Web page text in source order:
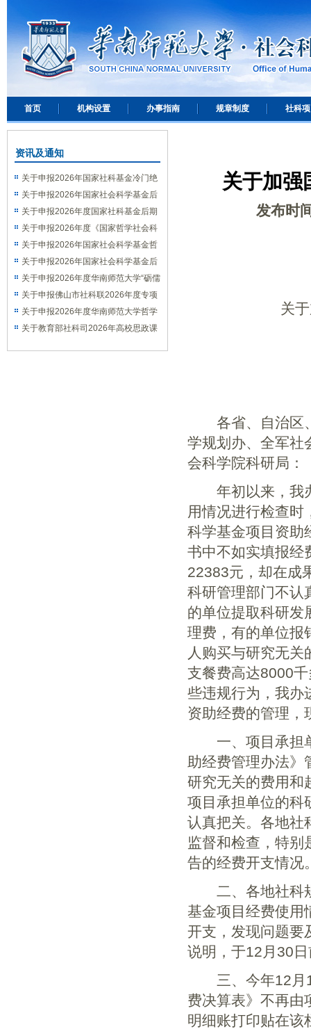
首页 机构设置 办事指南 规章制度 社科
关于加强
发布时
关
各省、自治区、
学规划办、全军社
会科学院科研局：
年初以来，我办
用情况进行检查时
科学基金项目资助
书中不如实填报经
22383元，却在成
科研管理部门不认
的单位提取科研发
理费，有的单位报
人购买与研究无
支餐费高达8000
些违规行为，我办
资助经费的管理，
一、项目承担单
助经费管理办法
研究无关的费用和
项目承担单位的科
认真把关。各地社
监督和检查，特别
告的经费开支情况
二、各地社科规
基金项目经费使用
开支，发现问题要
说明，于12月30
三、今年12月1
费决算表》不再由
明细账打印贴在该
资讯及通知
关于申报2026年国家社科基金冷门绝
学研究专项的通知
关于申报2026年国家社会科学基金后
期资助（教育学）项目的通知
关于申报2026年度国家社科基金后期
资助（艺术学）项目的通知
关于申报2026年度《国家哲学社会科
学成果文库》的通知
关于申报2026年国家社会科学基金哲
学社会科学学术通俗读物项目的通知
关于申报2026年国家社会科学基金后
期资助暨优秀博士学位论文出版、优秀
学术著作再版项目的通知
关于申报2026年度华南师范大学“砺儒
新社科”交叉学科论坛选题的通知
关于申报佛山市社科联2026年度专项
课题的通知
关于申报2026年度华南师范大学哲学
社会科学优秀学术著作出版资助项目的
关于教育部社科司2026年高校思政课